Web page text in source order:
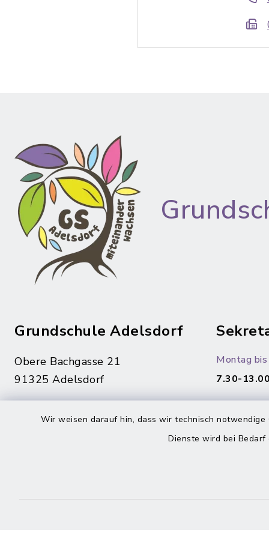
Wir weisen darauf hin, dass wir technisch
Dienste wird bei
Grundschule Adelsdorf
Obere Bachgasse 21
91325 Adelsdorf
09195/94 32-460
09195/94 32-260
Montag
7.30-